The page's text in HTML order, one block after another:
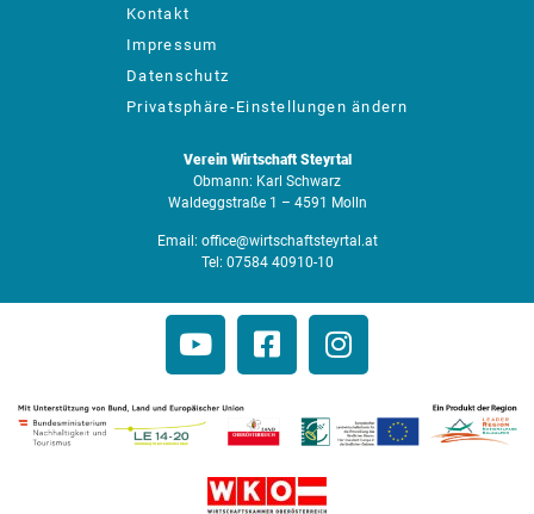
Kontakt
Impressum
Datenschutz
Privatsphäre-Einstellungen ändern
Verein Wirtschaft Steyrtal
Obmann: Karl Schwarz
Waldeggstraße 1 – 4591 Molln
Email: office@wirtschaftsteyrtal.at
Tel: 07584 40910-10